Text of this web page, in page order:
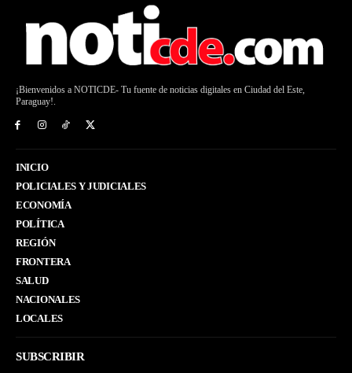
¡Bienvenidos a NOTICDE- Tu fuente de noticias digitales en Ciudad del Este,
Paraguay!.
INICIO
POLICIALES Y JUDICIALES
ECONOMÍA
POLÍTICA
REGIÓN
FRONTERA
SALUD
NACIONALES
LOCALES
SUBSCRIBIR